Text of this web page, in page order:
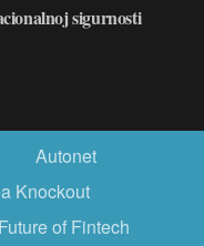
sigurnosti
Autonet
Knockout
Future of Fintech